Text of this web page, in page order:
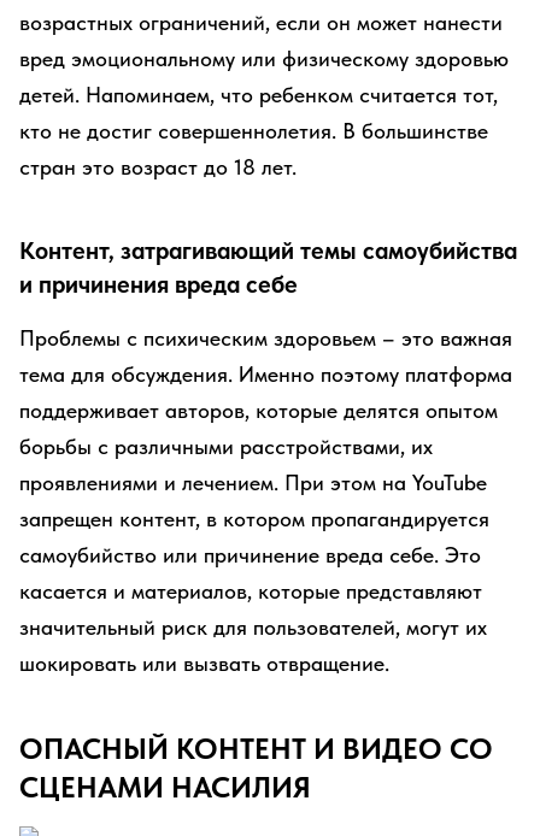
возрастных ограничений, если он может нанести
вред эмоциональному или физическому здоровью
детей. Напоминаем, что ребенком считается тот,
кто не достиг совершеннолетия. В большинстве
стран это возраст до 18 лет.
Контент, затрагивающий темы самоубийства
и причинения вреда себе
Проблемы с психическим здоровьем – это важная
тема для обсуждения. Именно поэтому платформа
поддерживает авторов, которые делятся опытом
борьбы с различными расстройствами, их
проявлениями и лечением. При этом на YouTube
запрещен контент, в котором пропагандируется
самоубийство или причинение вреда себе. Это
касается и материалов, которые представляют
значительный риск для пользователей, могут их
шокировать или вызвать отвращение.
ОПАСНЫЙ КОНТЕНТ И ВИДЕО СО
СЦЕНАМИ НАСИЛИЯ